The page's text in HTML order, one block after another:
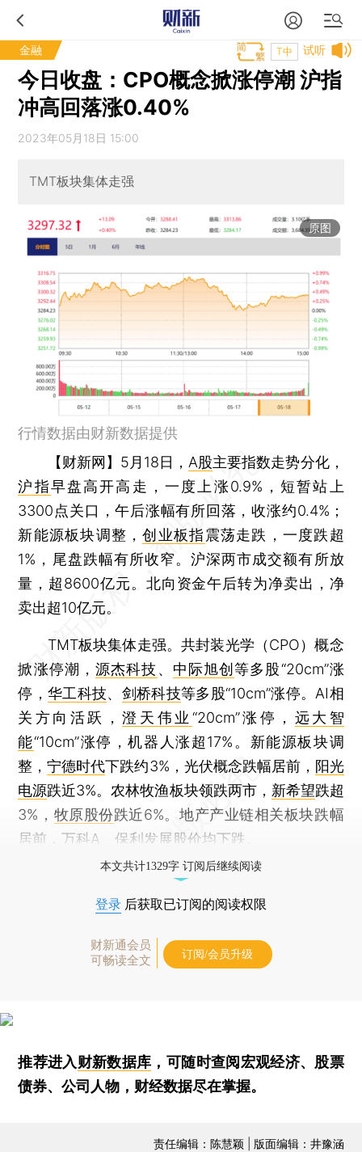
金融 试听
T中
今日收盘：CPO概念掀涨停潮 沪指
冲高回落涨0.40%
2023年05月18日 15:00
TMT板块集体走强
原图
行情数据由财新数据提供
【财新网】 5月18日， A股主要指数走势分化，
沪指早盘高开高走，一度上涨0.9%，短暂站上
3300点关口，午后涨幅有所回落，收涨约0.4%；
新能源板块调整，创业板指震荡走跌，一度跌超
1%，尾盘跌幅有所收窄。沪深两市成交额有所放
量，超8600亿元。北向资金午后转为净卖出，净
卖出超10亿元。
TMT板块集体走强。共封装光学（CPO）概念
掀涨停潮，源杰科技 、 中际旭创等多股“20cm”涨
停，华工科技、 剑桥科技等多股“10cm”涨停。AI相
关方向活跃，澄天伟业 “20cm”涨停， 远大智
能“10cm”涨停，机器人涨超17%。新能源板块调
整，宁德时代下跌约3%，光伏概念跌幅居前， 阳光
电源跌近3%。农林牧渔板块领跌两市， 新希望跌超
3%， 牧原股份跌近6%。地产产业链相关板块跌幅
居前，万科A 、保利发展股价均下跌。
本文共计1329字 订阅后继续阅读
登录 后获取已订阅的阅读权限
财新通会员
可畅读全文
订阅/会员升级
推荐进入财新数据库 ，可随时查阅宏观经济、股票
债券、公司人物，财经数据尽在掌握。
责任编辑：陈慧颖 | 版面编辑：井豫涵